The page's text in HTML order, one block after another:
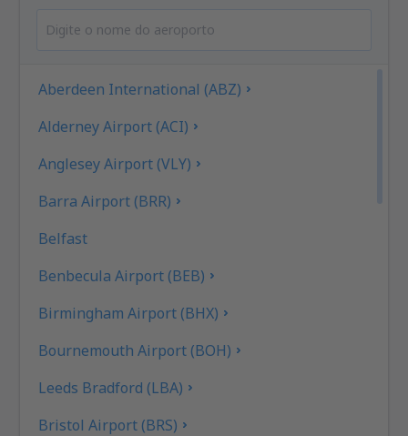
Aberdeen International (ABZ)
Alderney Airport (ACI)
Anglesey Airport (VLY)
Barra Airport (BRR)
Belfast
Benbecula Airport (BEB)
Birmingham Airport (BHX)
Bournemouth Airport (BOH)
Leeds Bradford (LBA)
Bristol Airport (BRS)